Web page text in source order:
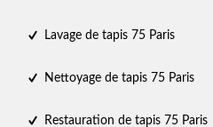
Lavage de tapis 75 Paris
Nettoyage de tapis 75 Paris
Restauration de tapis 75 Paris